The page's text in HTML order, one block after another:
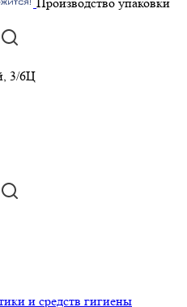
Производство упаковки
3/6Ц
и средств гигиены